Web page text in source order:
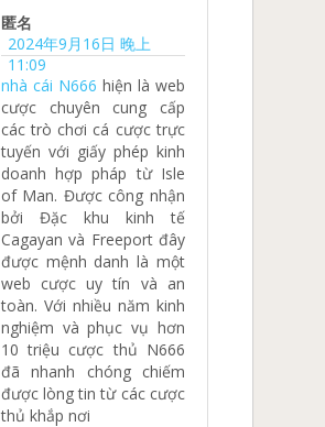
匿名
2024年9月16日 晚上
11:09
nhà cái N666 hiện là web
cược chuyên cung cấp
các trò chơi cá cược trực
tuyến với giấy phép kinh
doanh hợp pháp từ Isle
of Man. Được công nhận
bởi Đặc khu kinh tế
Cagayan và Freeport đây
được mệnh danh là một
web cược uy tín và an
toàn. Với nhiều năm kinh
nghiệm và phục vụ hơn
10 triệu cược thủ N666
đã nhanh chóng chiếm
được lòng tin từ các cược
thủ khắp nơi